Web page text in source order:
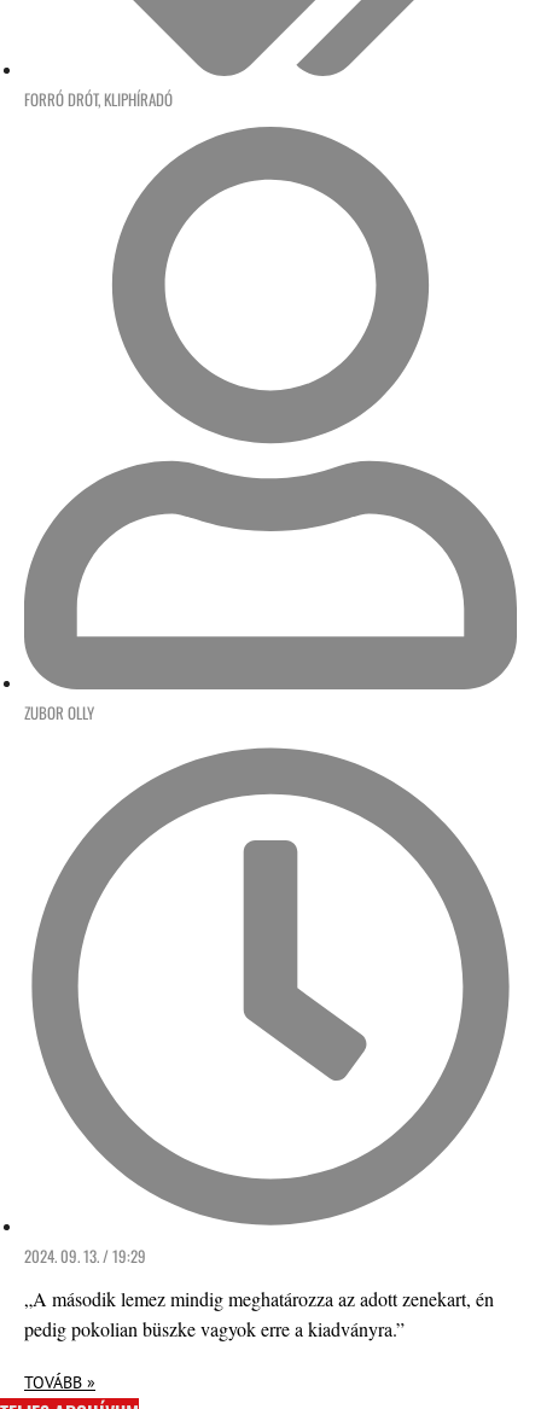
FORRÓ DRÓT, KLIPHÍRADÓ
ZUBOR OLLY
2024. 09. 13. / 19:29
„A második lemez mindig meghatározza az adott zenekart, én
pedig pokolian büszke vagyok erre a kiadványra.”
TOVÁBB »